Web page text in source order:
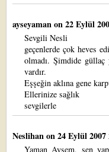
ayseyamanon 22 Eylül
Sevgili Nesli
geçenlerde çok heves
olmadı. Şimdide
vardır.
Eşşeğin aklına gene
Ellerinize sağlık
sevgilerle
Neslihanon 24 Eylül
Yaman Ayşem, sen